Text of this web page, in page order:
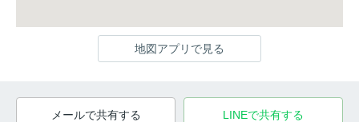
地図アプリで見る
メールで共有する LINEで共有する